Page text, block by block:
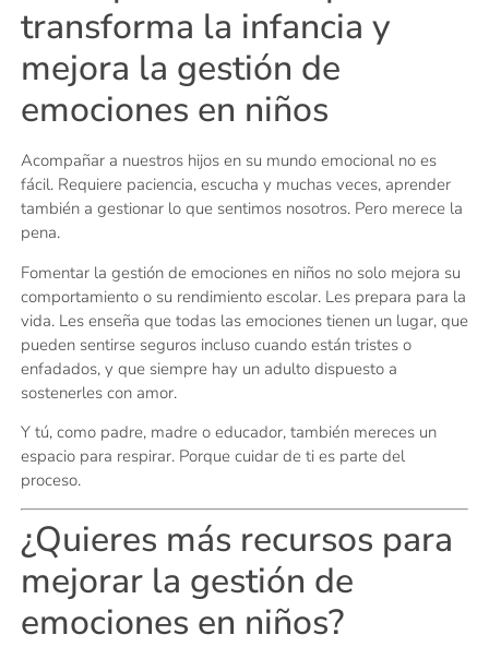
transforma la infancia y
mejora la gestión de
emociones en niños
Acompañar a nuestros hijos en su mundo emocional no es
fácil. Requiere paciencia, escucha y muchas veces, aprender
también a gestionar lo que sentimos nosotros. Pero merece la
pena.
Fomentar la gestión de emociones en niños no solo mejora su
comportamiento o su rendimiento escolar. Les prepara para la
vida. Les enseña que todas las emociones tienen un lugar, que
pueden sentirse seguros incluso cuando están tristes o
enfadados, y que siempre hay un adulto dispuesto a
sostenerles con amor.
Y tú, como padre, madre o educador, también mereces un
espacio para respirar. Porque cuidar de ti es parte del
proceso.
¿Quieres más recursos para
mejorar la gestión de
emociones en niños?